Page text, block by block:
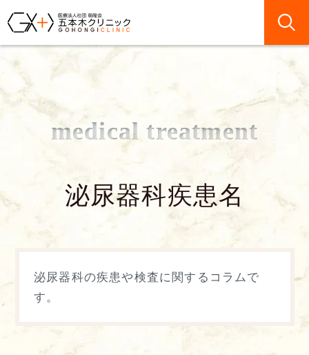
medical treatment
泌尿器科疾患名
泌尿器科の疾患や検査に関するコラムで
す。